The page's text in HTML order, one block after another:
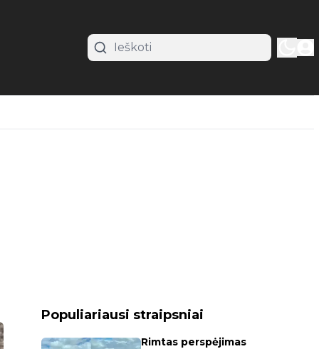
Populiariausi straipsniai
Rimtas perspėjimas